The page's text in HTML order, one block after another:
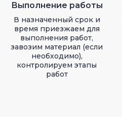
Выполнение работы
В назначенный срок и
время приезжаем для
выполнения работ,
завозим материал (если
необходимо),
контролируем этапы
работ